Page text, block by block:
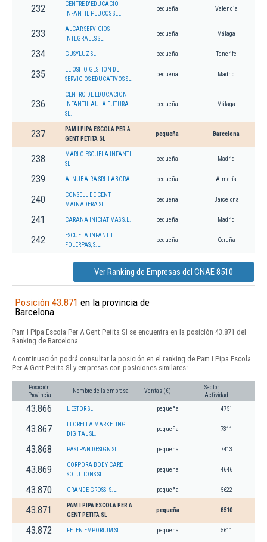
232
CENTRE D'EDUCACIO
INFANTIL PEUCOS SLL
pequeña Valencia
233
ALCAR SERVICIOS
INTEGRALES SL.
pequeña Málaga
234 GUSYLUZ SL pequeña Tenerife
235
EL OSITO GESTION DE
SERVICIOS EDUCATIVOS SL.
pequeña Madrid
236
CENTRO DE EDUCACION
INFANTIL AULA FUTURA
SL.
pequeña Málaga
237
PAM I PIPA ESCOLA PER A
GENT PETITA SL
pequeña Barcelona
238
MARLO ESCUELA INFANTIL
SL
pequeña Madrid
239 ALNUBAIRA SRL LABORAL pequeña Almería
240
CONSELL DE CENT
MAINADERA SL.
pequeña Barcelona
241 CARANA INICIATIVAS S.L. pequeña Madrid
242
ESCUELA INFANTIL
FOLERPAS, S.L.
pequeña Coruña
Ver Ranking de Empresas del CNAE 8510
Posición 43.871 en la provincia de
Barcelona
Pam I Pipa Escola Per A Gent Petita Sl se encuentra en la posición 43.871 del
Ranking de Barcelona.
A continuación podrá consultar la posición en el ranking de Pam I Pipa Escola
Per A Gent Petita Sl y empresas con posiciones similares:
Posición
Provincia
Nombre de la empresa Ventas (€)
Sector
Actividad
43.866 L'ESTOR SL pequeña 4751
43.867
LLORELLA MARKETING
DIGITAL SL.
pequeña 7311
43.868 PASTPAN DESIGN SL pequeña 7413
43.869
CORPORA BODY CARE
SOLUTIONS SL
pequeña 4646
43.870 GRANDE GROSSI S.L. pequeña 5622
43.871
PAM I PIPA ESCOLA PER A
GENT PETITA SL
pequeña 8510
43.872 FETEN EMPORIUM SL pequeña 5611